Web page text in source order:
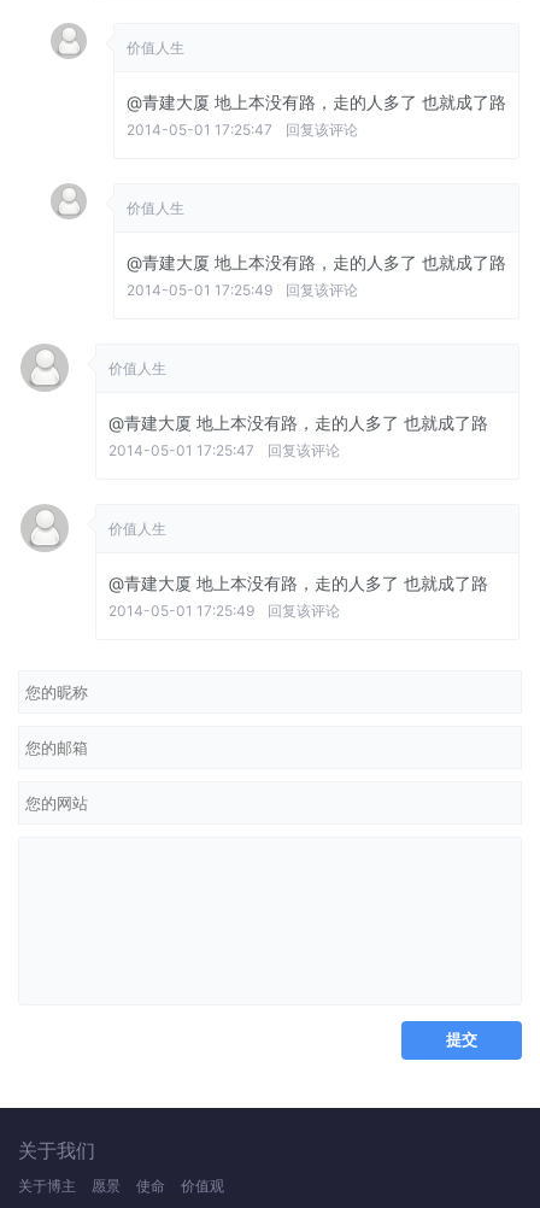
价值人生
@青建大厦 地上本没有路，走的人多了 也就成了路
2014-05-01 17:25:47 回复该评论
价值人生
@青建大厦 地上本没有路，走的人多了 也就成了路
2014-05-01 17:25:49 回复该评论
价值人生
@青建大厦 地上本没有路，走的人多了 也就成了路
2014-05-01 17:25:47 回复该评论
价值人生
@青建大厦 地上本没有路，走的人多了 也就成了路
2014-05-01 17:25:49 回复该评论
关于我们
关于博主 愿景 使命 价值观